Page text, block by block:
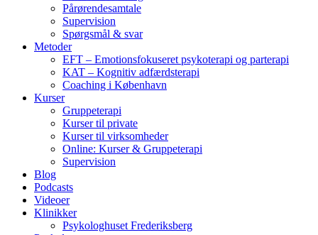
Pårørendesamtale
Supervision
Spørgsmål & svar
Metoder
EFT – Emotionsfokuseret psykoterapi og parterapi
KAT – Kognitiv adfærdsterapi
Coaching i København
Kurser
Gruppeterapi
Kurser til private
Kurser til virksomheder
Online: Kurser & Gruppeterapi
Supervision
Blog
Podcasts
Videoer
Klinikker
Psykologhuset Frederiksberg